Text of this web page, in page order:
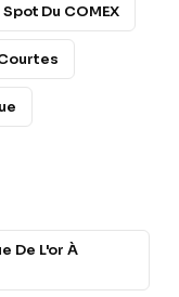
Du COMEX
De L'or À